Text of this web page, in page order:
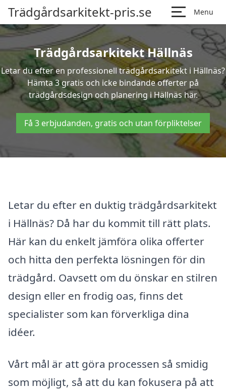
Trädgårdsarkitekt-pris.se Menu
Trädgårdsarkitekt Hällnäs
Letar du efter en professionell trädgårdsarkitekt i Hällnäs?
Hämta 3 gratis och icke bindande offerter på
trädgårdsdesign och planering i Hällnäs här.
Få 3 erbjudanden, gratis och utan förpliktelser
Letar du efter en duktig trädgårdsarkitekt
i Hällnäs? Då har du kommit till rätt plats.
Här kan du enkelt jämföra olika offerter
och hitta den perfekta lösningen för din
trädgård. Oavsett om du önskar en stilren
design eller en frodig oas, finns det
specialister som kan förverkliga dina
idéer.
Vårt mål är att göra processen så smidig
som möjligt, så att du kan fokusera på att